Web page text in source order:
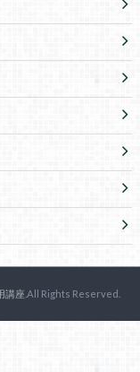
講座 .All Rights Reserved.